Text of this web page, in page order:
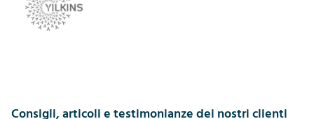
Consigli, articoli e testimonianze dei nostri clienti